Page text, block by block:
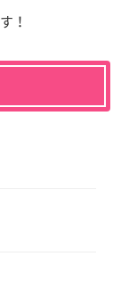
！